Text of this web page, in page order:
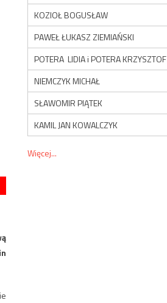
KOZIOŁ BOGUSŁAW
PAWEŁ ŁUKASZ ZIEMIAŃSKI
POTERA LIDIA i POTERA KRZYSZTOF
NIEMCZYK MICHAŁ
SŁAWOMIR PIĄTEK
KAMIL JAN KOWALCZYK
Więcej...